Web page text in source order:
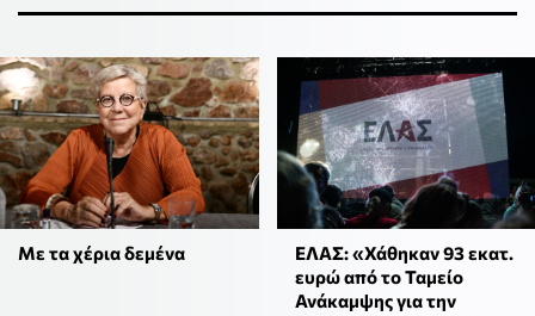
Με τα χέρια δεμένα
ΕΛΑΣ: «Χάθηκαν 93 εκατ.
ευρώ από το Ταμείο
Ανάκαμψης για την